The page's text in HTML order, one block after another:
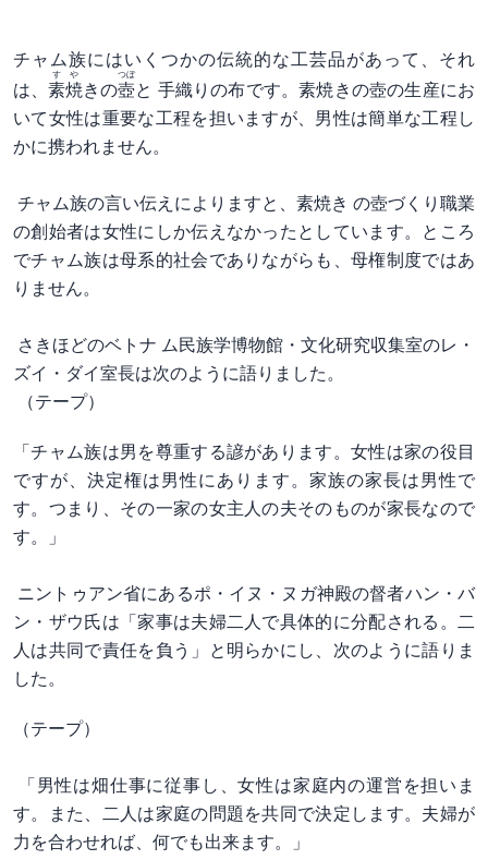
チャム族にはいくつかの伝統的な工芸品があって、それ
は、 素焼
すや
きの壺
つぼ
と 手織りの布です。素焼きの壺の生産にお
いて女性は重要な工程を担いますが、男性は簡単な工程し
かに携われません。
チャム族の言い伝えによりますと、素焼き の壺づくり職業
の創始者は女性にしか伝えなかったとしています。ところ
でチャム族は母系的社会でありながらも、母権制度ではあ
りません。
さきほどのベトナ ム民族学博物館・文化研究収集室のレ・
ズイ・ダイ室長は次のように語りました。
（テープ）
「チャム族は男を尊重する諺があります。女性は家の役目
ですが、決定権は男性にあります。家族の家長は男性で
す。つまり、その一家の女主人の夫そのものが家長なので
す。」
ニントゥアン省にあるポ・イヌ・ヌガ神殿の督者ハン・バ
ン・ザウ氏は「家事は夫婦二人で具体的に分配される。二
人は共同で責任を負う」と明らかにし、次のように語りま
した。
（テープ）
「男性は畑仕事に従事し、女性は家庭内の運営を担いま
す。また、二人は家庭の問題を共同で決定します。夫婦が
力を合わせれば、何でも出来ます。」